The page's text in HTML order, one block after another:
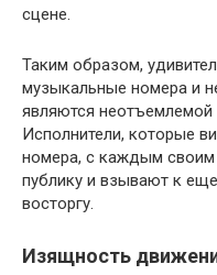
сцене.
Таким образом,
музыкальные номера и
являются неотъемлемой
Исполнители, которые
номера, с каждым
публику и взывают к
восторгу.
Изящность